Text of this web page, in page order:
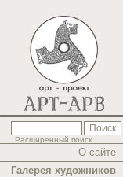
Расширенный поиск
О сайте
Галерея художников